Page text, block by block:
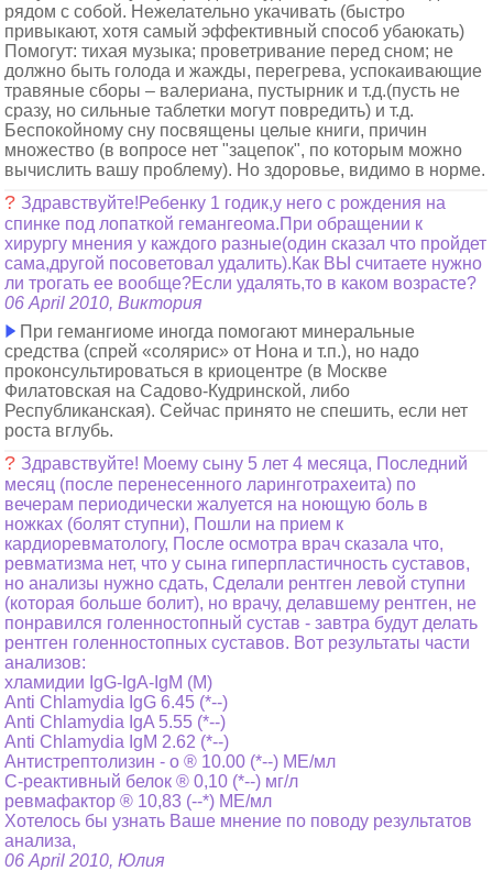
рядом с собой. Нежелательно укачивать (быстро
привыкают, хотя самый эффективный способ убаюкать)
Помогут: тихая музыка; проветривание перед сном; не
должно быть голода и жажды, перегрева, успокаивающие
травяные сборы – валериана, пустырник и т.д.(пусть не
сразу, но сильные таблетки могут повредить) и т.д.
Беспокойному сну посвящены целые книги, причин
множество (в вопросе нет "зацепок", по которым можно
вычислить вашу проблему). Но здоровье, видимо в норме.
? Здравствуйте!Ребенку 1 годик,у него с рождения на
спинке под лопаткой гемангеома.При обращении к
хирургу мнения у каждого разные(один сказал что пройдет
сама,другой посоветовал удалить).Как ВЫ считаете нужно
ли трогать ее вообще?Если удалять,то в каком возрасте?
06 April 2010, Виктория
При гемангиоме иногда помогают минеральные
средства (спрей «солярис» от Нона и т.п.), но надо
проконсультироваться в криоцентре (в Москве
Филатовская на Садово-Кудринской, либо
Республиканская). Сейчас принято не спешить, если нет
роста вглубь.
? Здравствуйте! Моему сыну 5 лет 4 месяца, Последний
месяц (после перенесенного ларинготрахеита) по
вечерам периодически жалуется на ноющую боль в
ножках (болят ступни), Пошли на прием к
кардиоревматологу, После осмотра врач сказала что,
ревматизма нет, что у сына гиперпластичность суставов,
но анализы нужно сдать, Сделали рентген левой ступни
(которая больше болит), но врачу, делавшему рентген, не
понравился голенностопный сустав - завтра будут делать
рентген голенностопных суставов. Вот результаты части
анализов:
хламидии IgG-IgA-IgM (M)
Anti Chlamydia IgG 6.45 (*--)
Anti Chlamydia IgA 5.55 (*--)
Anti Chlamydia IgM 2.62 (*--)
Антистрептолизин - о ® 10.00 (*--) ME/мл
С-реактивный белок ® 0,10 (*--) мг/л
ревмафактор ® 10,83 (--*) МЕ/мл
Хотелось бы узнать Ваше мнение по поводу результатов
анализа,
06 April 2010, Юлия